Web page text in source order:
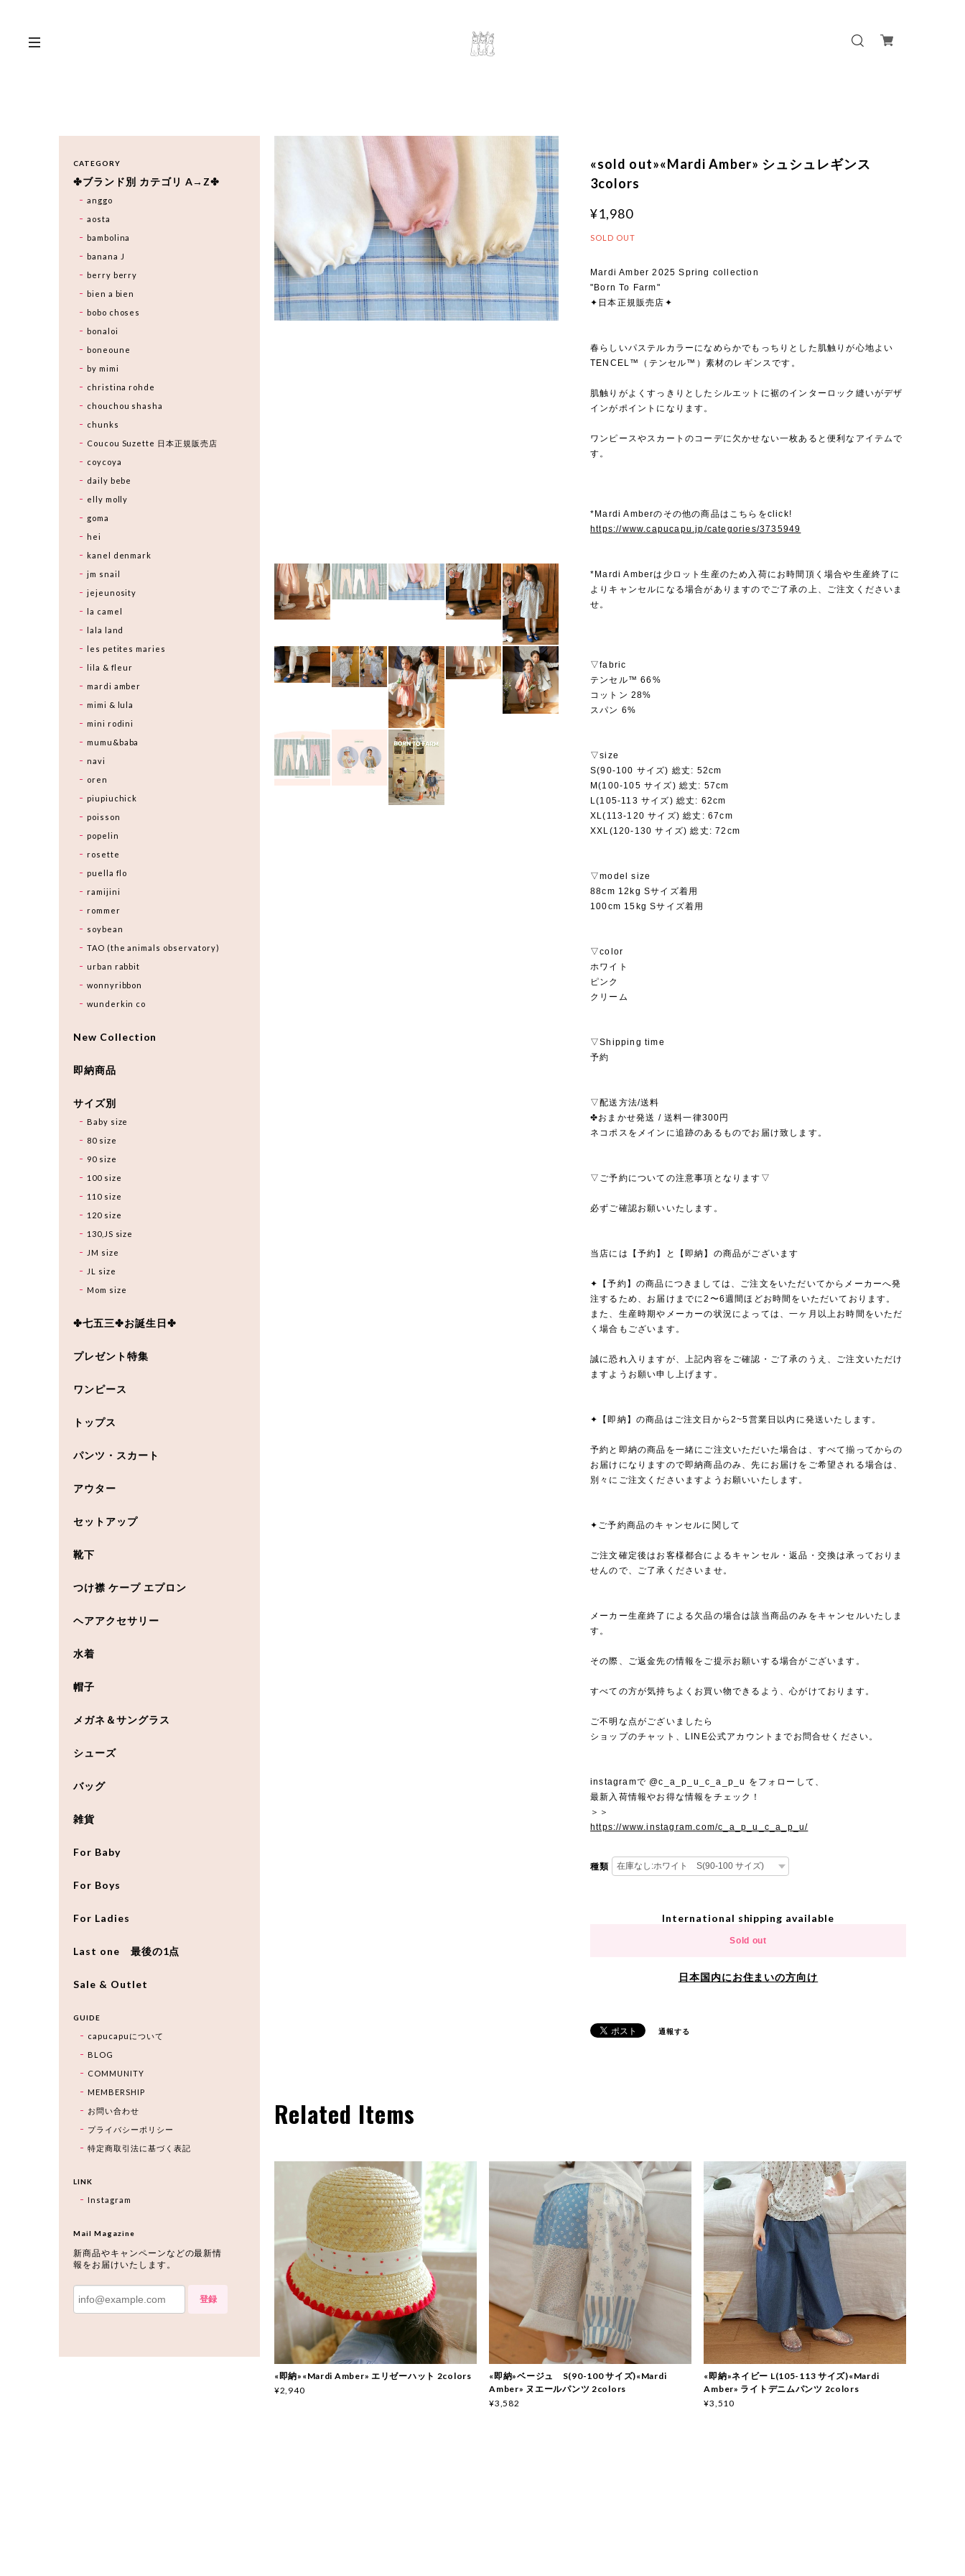
«sold out»«Mardi Amber» シュシュレギンス
3colors
¥1,980
SOLD OUT
Mardi Amber 2025 Spring collection
"Born To Farm"
✦日本正規販売店✦
春らしいパステルカラーになめらかでもっちりとした肌触りが心地よい
TENCEL™（テンセル™）素材のレギンスです。
肌触りがよくすっきりとしたシルエットに裾のインターロック縫いがデザ
インがポイントになります。
ワンピースやスカートのコーデに欠かせない一枚あると便利なアイテムで
す。
*Mardi Amberのその他の商品はこちらをclick!
https://www.capucapu.jp/categories/3735949
*Mardi Amberは少ロット生産のため入荷にお時間頂く場合や生産終了に
よりキャンセルになる場合がありますのでご了承の上、ご注文くださいま
せ。
▽fabric
テンセル™ 66%
コットン 28%
スパン 6%
▽size
S(90-100 サイズ) 総丈: 52cm
M(100-105 サイズ) 総丈: 57cm
L(105-113 サイズ) 総丈: 62cm
XL(113-120 サイズ) 総丈: 67cm
XXL(120-130 サイズ) 総丈: 72cm
▽model size
88cm 12kg Sサイズ着用
100cm 15kg Sサイズ着用
▽color
ホワイト
ピンク
クリーム
▽Shipping time
予約
▽配送方法/送料
✤おまかせ発送 / 送料一律300円
ネコポスをメインに追跡のあるものでお届け致します。
▽ご予約についての注意事項となります▽
必ずご確認お願いいたします。
当店には【予約】と【即納】の商品がございます
✦【予約】の商品につきましては、ご注文をいただいてからメーカーへ発
注するため、お届けまでに2〜6週間ほどお時間をいただいております。
また、生産時期やメーカーの状況によっては、一ヶ月以上お時間をいただ
く場合もございます。
誠に恐れ入りますが、上記内容をご確認・ご了承のうえ、ご注文いただけ
ますようお願い申し上げます。
✦【即納】の商品はご注文日から2~5営業日以内に発送いたします。
予約と即納の商品を一緒にご注文いただいた場合は、すべて揃ってからの
お届けになりますので即納商品のみ、先にお届けをご希望される場合は、
別々にご注文くださいますようお願いいたします。
✦ご予約商品のキャンセルに関して
ご注文確定後はお客様都合によるキャンセル・返品・交換は承っておりま
せんので、ご了承くださいませ。
メーカー生産終了による欠品の場合は該当商品のみをキャンセルいたしま
す。
その際、ご返金先の情報をご提示お願いする場合がございます。
すべての方が気持ちよくお買い物できるよう、心がけております。
ご不明な点がございましたら
ショップのチャット、LINE公式アカウントまでお問合せください。
instagramで @c_a_p_u_c_a_p_u をフォローして、
最新入荷情報やお得な情報をチェック！
＞＞
https://www.instagram.com/c_a_p_u_c_a_p_u/
種類
International shipping available
Sold out
日本国内にお住まいの方向け
通報する
Related Items
«即納»«Mardi Amber» エリゼーハット 2colors
¥2,940
«即納»ベージュ S(90-100 サイズ)«Mardi
Amber» ヌエールパンツ 2colors
¥3,582
«即納»ネイビー L(105-113 サイズ)«Mardi
Amber» ライトデニムパンツ 2colors
¥3,510
CATEGORY
✤ブランド別 カテゴリ A→Z✤
anggo
aosta
bambolina
banana J
berry berry
bien a bien
bobo choses
bonaloi
boneoune
by mimi
christina rohde
chouchou shasha
chunks
Coucou Suzette 日本正規販売店
coycoya
daily bebe
elly molly
goma
hei
kanel denmark
jm snail
jejeunosity
la camel
lala land
les petites maries
lila & fleur
mardi amber
mimi & lula
mini rodini
mumu&baba
navi
oren
piupiuchick
poisson
popelin
rosette
puella flo
ramijini
rommer
soybean
TAO (the animals observatory)
urban rabbit
wonnyribbon
wunderkin co
New Collection
即納商品
サイズ別
Baby size
80 size
90 size
100 size
110 size
120 size
130,JS size
JM size
JL size
Mom size
✤七五三✤お誕生日✤
プレゼント特集
ワンピース
トップス
パンツ・スカート
アウター
セットアップ
靴下
つけ襟 ケープ エプロン
ヘアアクセサリー
水着
帽子
メガネ＆サングラス
シューズ
バッグ
雑貨
For Baby
For Boys
For Ladies
Last one 最後の1点
Sale & Outlet
GUIDE
capucapuについて
BLOG
COMMUNITY
MEMBERSHIP
お問い合わせ
プライバシーポリシー
特定商取引法に基づく表記
LINK
Instagram
Mail Magazine
新商品やキャンペーンなどの最新情
報をお届けいたします。
登録